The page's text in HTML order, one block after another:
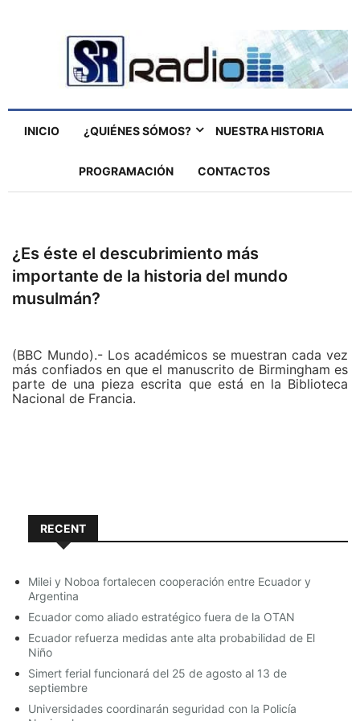
INICIO ¿QUIÉNES SÓMOS? NUESTRA HISTORIA
PROGRAMACIÓN CONTACTOS
¿Es éste el descubrimiento más
importante de la historia del mundo
musulmán?
(BBC Mundo).- Los académicos se muestran cada vez
más confiados en que el manuscrito de Birmingham es
parte de una pieza escrita que está en la Biblioteca
Nacional de Francia.
Alba Fedeli, la primera investigadora que identificó el
manuscrito en Birmingham, también cree que forma
La importancia es el manuscrito de París tiene su
origen en la mezquita egipcia.
La parte francesa del texto fue traída a Europa por
Asselin de Cherville, quien sirvió como vicecónsul en
Egipto cuando en el siglo XIX el país estaba bajo el
control del ejército de Napoleón.
RECENT
Milei y Noboa fortalecen cooperación entre Ecuador y
Argentina
Ecuador como aliado estratégico fuera de la OTAN
Ecuador refuerza medidas ante alta probabilidad de El
Niño
Simert ferial funcionará del 25 de agosto al 13 de
septiembre
Universidades coordinarán seguridad con la Policía